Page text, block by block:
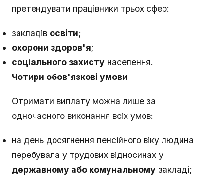
претендувати працівники трьох сфер:
закладів освіти;
охорони здоров'я;
соціального захисту населення.
Чотири обов'язкові умови
Отримати виплату можна лише за
одночасного виконання всіх умов:
на день досягнення пенсійного віку людина
перебувала у трудових відносинах у
державному або комунальному закладі;